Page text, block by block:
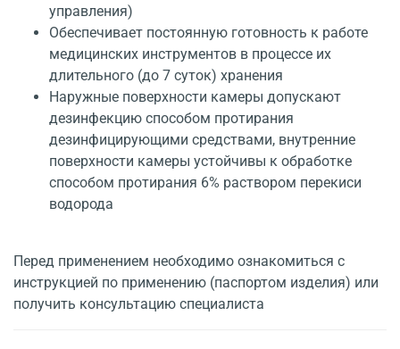
управления)
Обеспечивает постоянную готовность к работе
медицинских инструментов в процессе их
длительного (до 7 суток) хранения
Наружные поверхности камеры допускают
дезинфекцию способом протирания
дезинфицирующими средствами, внутренние
поверхности камеры устойчивы к обработке
способом протирания 6% раствором перекиси
водорода
Перед применением необходимо ознакомиться с
инструкцией по применению (паспортом изделия) или
получить консультацию специалиста